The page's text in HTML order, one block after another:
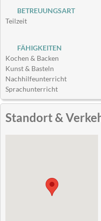
BETREUUNGSART
Teilzeit
FÄHIGKEITEN
Kochen & Backen
Kunst & Basteln
Nachhilfeunterricht
Sprachunterricht
Standort &